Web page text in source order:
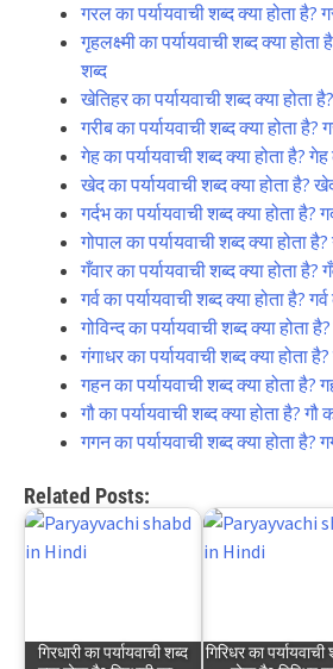
गरल का पर्यायवाची शब्द क्या होता है?
गृहलक्ष्मी का पर्यायवाची शब्द क्या होता
शब्द
खेतिहर का पर्यायवाची शब्द क्या होता
गरीब का पर्यायवाची शब्द क्या होता है?
गेह का पर्यायवाची शब्द क्या होता है?
खेद का पर्यायवाची शब्द क्या होता है?
गर्दभ का पर्यायवाची शब्द क्या होता है?
गोपाल का पर्यायवाची शब्द क्या होता
गँवार का पर्यायवाची शब्द क्या होता है?
गर्व का पर्यायवाची शब्द क्या होता है?
गोविन्द का पर्यायवाची शब्द क्या होता
गंगाधर का पर्यायवाची शब्द क्या होता
गहन का पर्यायवाची शब्द क्या होता है?
गौ का पर्यायवाची शब्द क्या होता है? गौ
गगन का पर्यायवाची शब्द क्या होता है?
Related Posts:
गिरधारी का पर्यायवाची शब्द
गिरिधर का